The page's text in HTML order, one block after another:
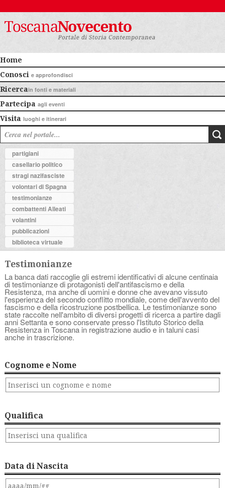
Home
Conosci e approfondisci
Ricercain fonti e materiali
Partecipa agli eventi
Visita luoghi e itinerari
partigiani
casellario politico
stragi nazifasciste
volontari di Spagna
testimonianze
combattenti Alleati
volantini
pubblicazioni
biblioteca virtuale
Testimonianze
La banca dati raccoglie gli estremi identificativi di alcune centinaia
di testimonianze di protagonisti dell'antifascismo e della
Resistenza, ma anche di uomini e donne che avevano vissuto
l'esperienza del secondo conflitto mondiale, come dell'avvento del
fascismo e della ricostruzione postbellica. Le testimonianze sono
state raccolte nell'ambito di diversi progetti di ricerca a partire dagli
anni Settanta e sono conservate presso l'Istituto Storico della
Resistenza in Toscana in registrazione audio e in taluni casi
anche in trascrizione.
Cognome e Nome
Qualifica
Data di Nascita